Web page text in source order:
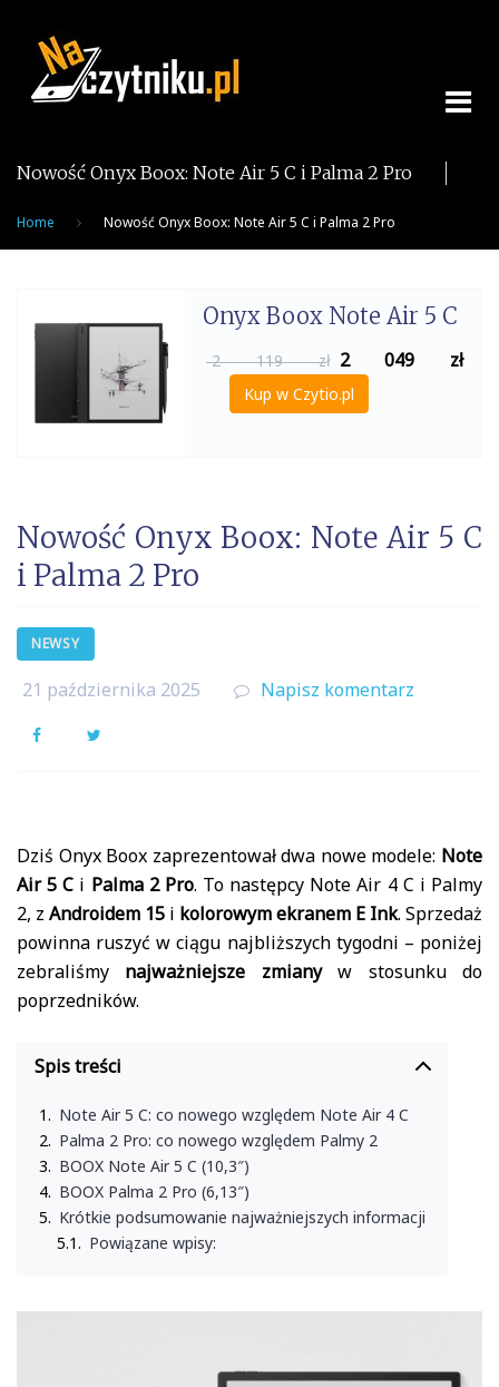
content
Nowość Onyx Boox: Note Air 5 C i Palma 2 Pro
Home Nowość Onyx Boox: Note Air 5 C i Palma 2 Pro
Onyx Boox Note Air 5 C
2 119 zł 2 049 zł
Kup w Czytio.pl
Nowość Onyx Boox: Note Air 5 C
i Palma 2 Pro
NEWSY
21 października 2025 Napisz komentarz
Facebook
Dziś Onyx Boox zaprezentował dwa nowe modele: Note
Air 5 C i Palma 2 Pro. To następcy Note Air 4 C i Palmy
2, z Androidem 15 i kolorowym ekranem E Ink. Sprzedaż
powinna ruszyć w ciągu najbliższych tygodni – poniżej
zebraliśmy najważniejsze zmianyw stosunku do
poprzedników.
Spis treści
Note Air 5 C: co nowego względem Note Air 4 C
Palma 2 Pro: co nowego względem Palmy 2
BOOX Note Air 5 C (10,3″)
BOOX Palma 2 Pro (6,13″)
Krótkie podsumowanie najważniejszych informacji
Powiązane wpisy: